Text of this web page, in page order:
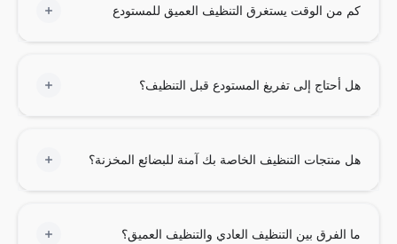
الوقت يستغرق التنظيف العميق للمستودع
إلى تفريغ المستودع قبل التنظيف؟
التنظيف الخاصة بك آمنة للبضائع المخزنة؟
بين التنظيف العادي والتنظيف العميق؟